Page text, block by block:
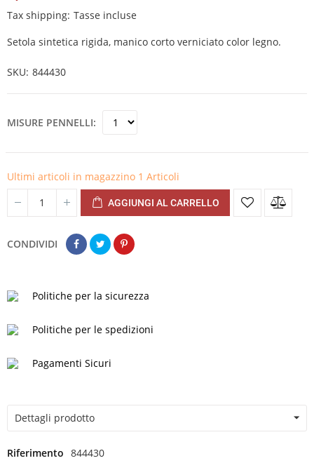
Tax shipping Tasse incluse
Setola sintetica rigida, manico corto verniciato color legno.
SKU 844430
MISURE PENNELLI
Ultimi articoli in magazzino 1 Articoli
AGGIUNGI AL CARRELLO
CONDIVIDI
Politiche per la sicurezza
Politiche per le spedizioni
Pagamenti Sicuri
Dettagli prodotto
Riferimento 844430